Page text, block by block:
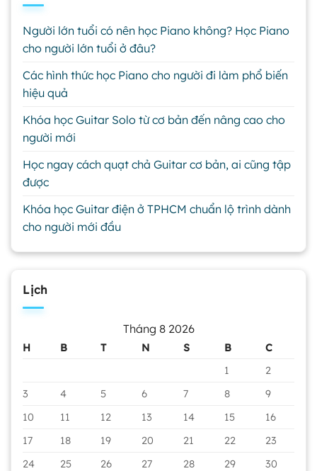
Người lớn tuổi có nên học Piano không? Học Piano
cho người lớn tuổi ở đâu?
Các hình thức học Piano cho người đi làm phổ biến
hiệu quả
Khóa học Guitar Solo từ cơ bản đến nâng cao cho
người mới
Học ngay cách quạt chả Guitar cơ bản, ai cũng tập
được
Khóa học Guitar điện ở TPHCM chuẩn lộ trình dành
cho người mới đầu
Lịch
Tháng 8 2026
H B T N S B
C
1
2
3
4 5 6 7 8
9
10
11 12 13 14 15
16
17
18 19 20 21 22
23
24
25 26 27 28 29
30